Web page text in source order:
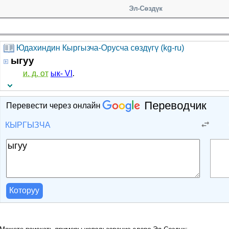
Эл-Сөздүк
Юдахиндин Кыргызча-Орусча сөздүгү (kg-ru)
ыгуу
и. д. от ык- VI .
Перевести через онлайн Переводчик
КЫРГЫЗЧА
Которуу